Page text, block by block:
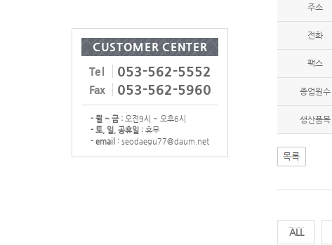
CUSTOMER CENTER
Tel
053-562-5552
Fax 053-562-5960
- 월 ~ 금 : 오전9시 ~ 오후6시
- 토, 일, 공휴일 : 휴무
- email : seodaegu77@daum.net
주소
전화
팩스
종업원수
생산품목
전체